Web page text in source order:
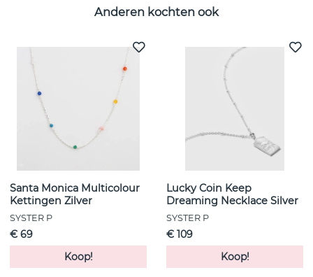
Anderen kochten ook
Santa Monica Multicolour
Kettingen Zilver
SYSTER P
€ 69
Koop!
Lucky Coin Keep
Dreaming Necklace Silver
SYSTER P
€ 109
Koop!